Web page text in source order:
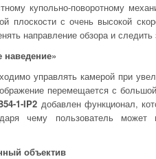
купольно-поворотному
плоскости с очень высокой
направление обзора и
управлять камерой при
перемещается с
1-IP2 добавлен функционал,
чему пользователь
объектив